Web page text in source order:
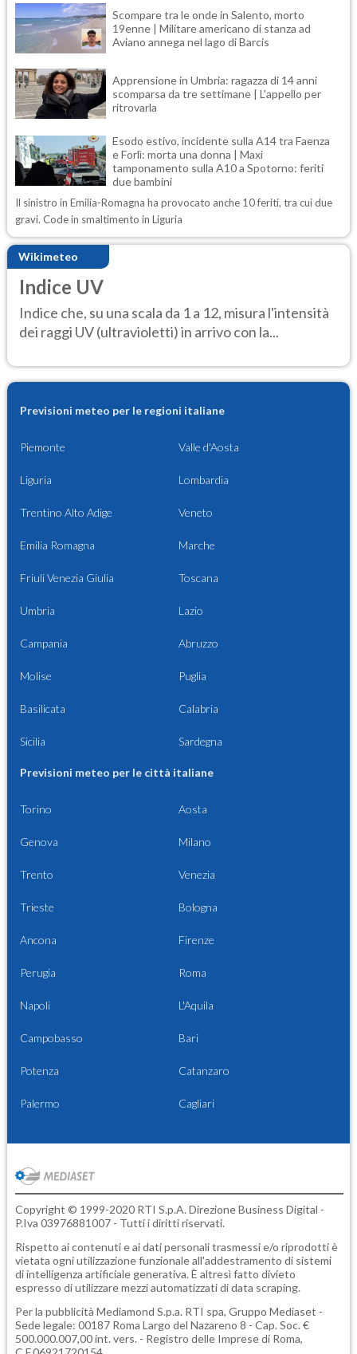
Scompare tra le onde in Salento, morto
19enne | Militare americano di stanza ad
Aviano annega nel lago di Barcis
Apprensione in Umbria: ragazza di 14 anni
scomparsa da tre settimane | L'appello per
ritrovarla
Esodo estivo, incidente sulla A14 tra Faenza
e Forlì: morta una donna | Maxi
tamponamento sulla A10 a Spotorno: feriti
due bambini
Il sinistro in Emilia-Romagna ha provocato anche 10 feriti, tra cui due
gravi. Code in smaltimento in Liguria
Wikimeteo
Indice UV
Indice che, su una scala da 1 a 12, misura l'intensità
dei raggi UV (ultravioletti) in arrivo con la...
Previsioni meteo per le regioni italiane
Piemonte Valle d'Aosta
Liguria Lombardia
Trentino Alto Adige Veneto
Emilia Romagna Marche
Friuli Venezia Giulia Toscana
Umbria Lazio
Campania Abruzzo
Molise Puglia
Basilicata Calabria
Sicilia Sardegna
Previsioni meteo per le città italiane
Torino Aosta
Genova Milano
Trento Venezia
Trieste Bologna
Ancona Firenze
Perugia Roma
Napoli L'Aquila
Campobasso Bari
Potenza Catanzaro
Palermo Cagliari
Copyright © 1999-2020 RTI S.p.A. Direzione Business Digital -
P.Iva 03976881007 - Tutti i diritti riservati.
Rispetto ai contenuti e ai dati personali trasmessi e/o riprodotti è
vietata ogni utilizzazione funzionale all'addestramento di sistemi
di intelligenza artificiale generativa. È altresì fatto divieto
espresso di utilizzare mezzi automatizzati di data scraping.
Per la pubblicità Mediamond S.p.a. RTI spa, Gruppo Mediaset -
Sede legale: 00187 Roma Largo del Nazareno 8 - Cap. Soc. €
500.000.007,00 int. vers. - Registro delle Imprese di Roma,